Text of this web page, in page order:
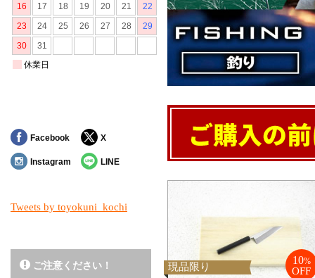
現品限り
10%
OFF
Facebook X
Instagram LINE
Tweets by toyokuni_kochi
ご注意ください！